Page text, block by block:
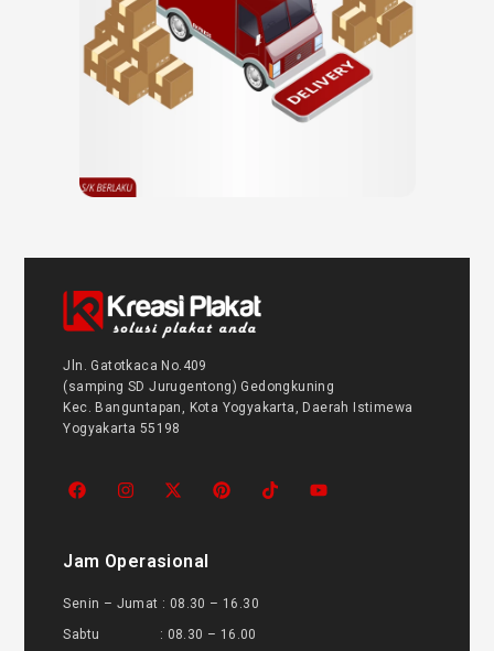
Jln. Gatotkaca No.409
(samping SD Jurugentong) Gedongkuning
Kec. Banguntapan, Kota Yogyakarta, Daerah Istimewa
Yogyakarta 55198
Jam Operasional
Senin – Jumat : 08.30 – 16.30
Sabtu : 08.30 – 16.00